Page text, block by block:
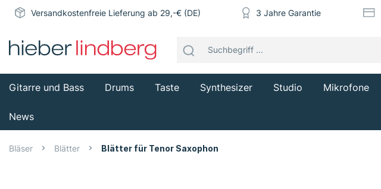
Versandkostenfreie Lieferung ab 29,-€ (DE) 3 Jahre Garantie
Gitarre und Bass Drums Taste Synthesizer Studio Mikrofone
News
Bläser Blätter Blätter für Tenor Saxophon